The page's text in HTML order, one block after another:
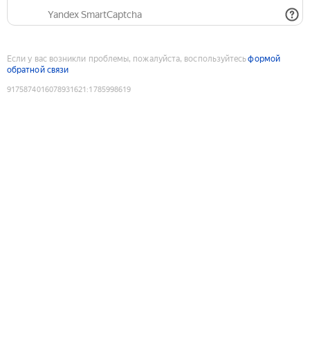
Yandex SmartCaptcha
Если у вас возникли проблемы, пожалуйста, воспользуйтесьформой
обратной связи
9175874016078931621 :1785998619